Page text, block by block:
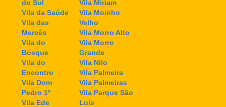
do Sul
Vila da Saúde
Vila das
Mercês
Vila do
Bosque
Vila do
Encontro
Vila Dom
Pedro 1º
Vila Ede
Vila Miriam
Vila Moinho
Velho
Vila Morro Alto
Vila Morro
Grande
Vila Nilo
Vila Palmeira
Vila Palmeiras
Vila Parque São
Luís